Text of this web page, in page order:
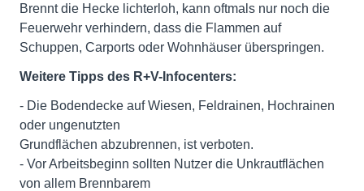
Brennt die Hecke lichterloh, kann oftmals nur noch die
Feuerwehr verhindern, dass die Flammen auf
Schuppen, Carports oder Wohnhäuser überspringen.
Weitere Tipps des R+V-Infocenters:
- Die Bodendecke auf Wiesen, Feldrainen, Hochrainen
oder ungenutzten
Grundflächen abzubrennen, ist verboten.
- Vor Arbeitsbeginn sollten Nutzer die Unkrautflächen
von allem Brennbarem